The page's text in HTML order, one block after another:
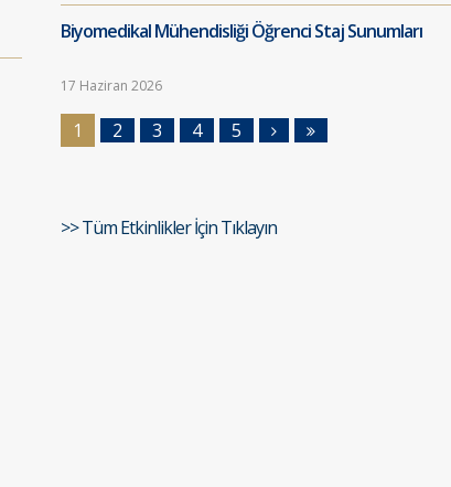
Biyomedikal Mühendisliği Öğrenci Staj Sunumları
17 Haziran 2026
1 2 3 4 5
>> Tüm Etkinlikler İçin Tıklayın